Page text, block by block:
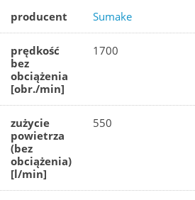
producent Sumake
prędkość
bez
obciążenia
[obr./min]
1700
zużycie
powietrza
(bez
obciążenia)
[l/min]
550